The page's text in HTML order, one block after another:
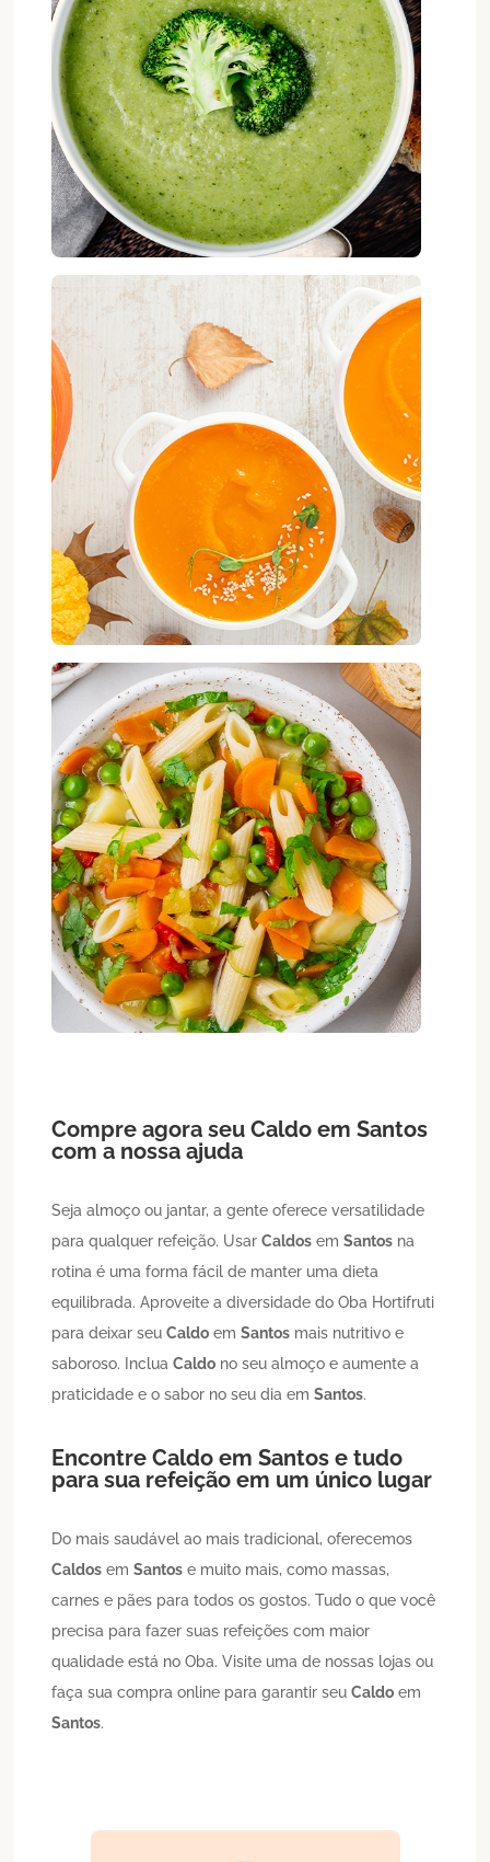
Compre agora seuCaldo emSantos
com a nossa ajuda
Seja almoço ou jantar, a gente oferece versatilidade
para qualquer refeição. UsarCaldos emSantos na
rotina é uma forma fácil de manter uma dieta
equilibrada. Aproveite a diversidade do Oba Hortifruti
para deixar seuCaldo emSantos mais nutritivo e
saboroso. IncluaCaldo no seu almoço e aumente a
praticidade e o sabor no seu dia emSantos.
EncontreCaldo emSantos e tudo
para sua refeição em um único lugar
Do mais saudável ao mais tradicional, oferecemos
Caldos emSantos e muito mais, como massas,
carnes e pães para todos os gostos. Tudo o que você
precisa para fazer suas refeições com maior
qualidade está no Oba. Visite uma de nossas lojas ou
faça sua compra online para garantir seuCaldo em
Santos.